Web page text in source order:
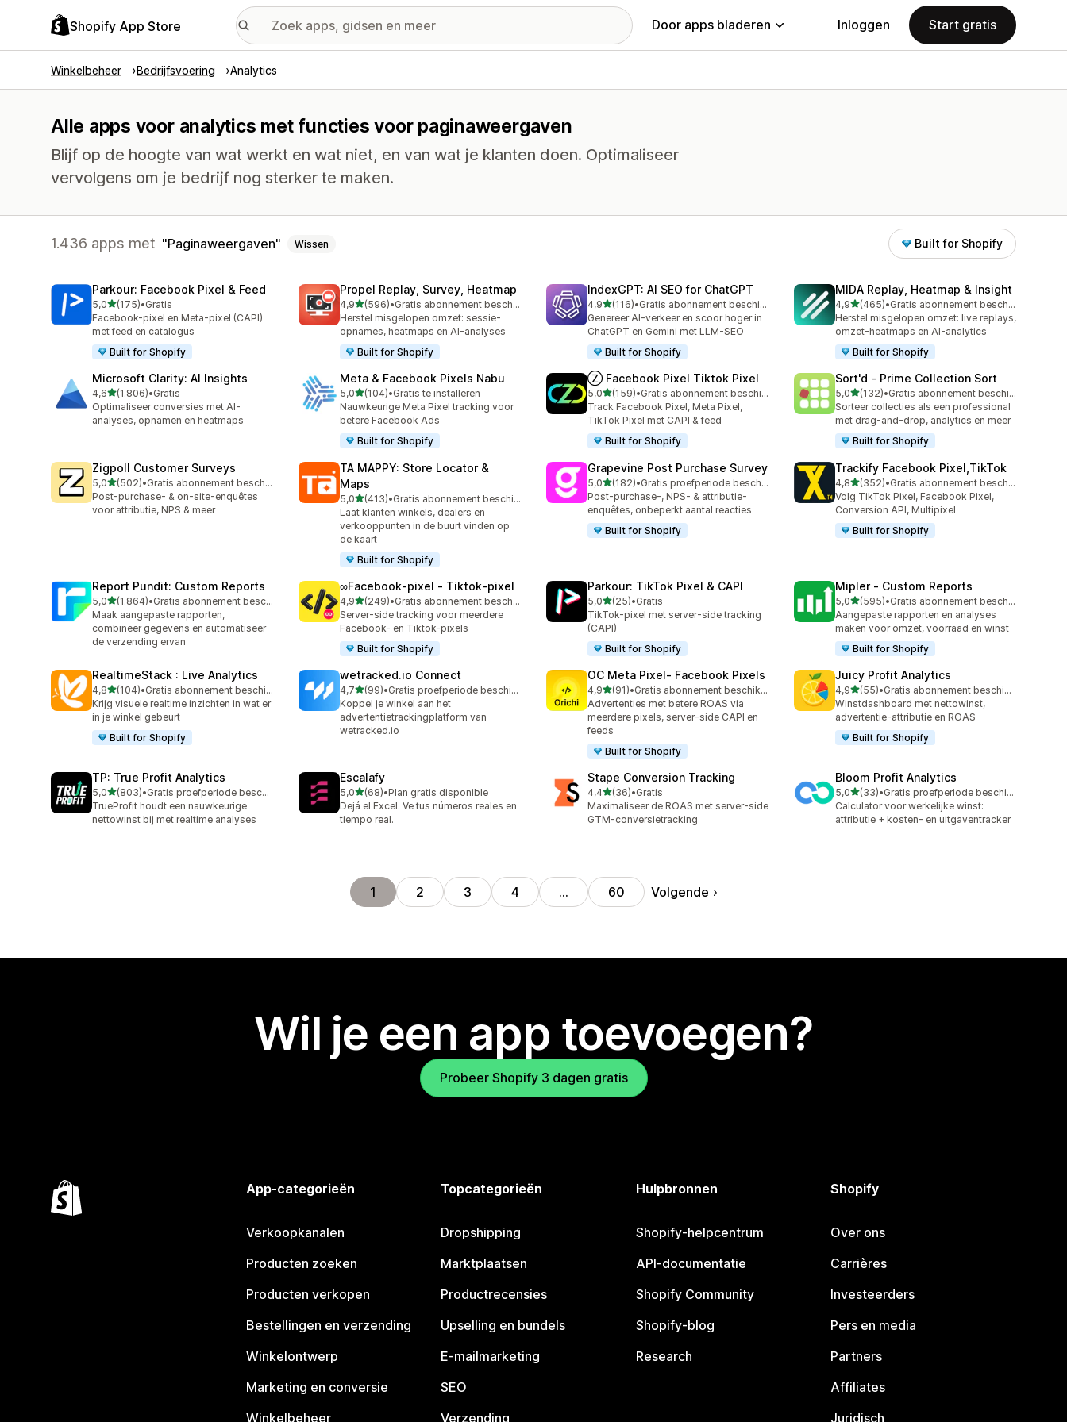
Shopify App Store Door apps bladeren Inloggen Start gratis
Winkelbeheer Bedrijfsvoering Analytics
Alle apps voor analytics met functies voor paginaweergaven
Blijf op de hoogte van wat werkt en wat niet, en van wat je klanten doen. Optimaliseer
vervolgens om je bedrijf nog sterker te maken.
1.436 apps met Paginaweergaven Wissen Built for Shopify
Parkour: Facebook Pixel & Feed
5,0van 5 sterren
(175)
175 recensies in totaal
•Gratis
Facebook-pixel en Meta-pixel (CAPI)
met feed en catalogus
Built for Shopify
Propel Replay, Survey, Heatmap
4,9van 5 sterren
(596)
596 recensies in totaal
•
Gratis abonnement beschikbaar
Herstel misgelopen omzet: sessie-
opnames, heatmaps en AI-analyses
Built for Shopify
IndexGPT: AI SEO for ChatGPT
4,9van 5 sterren
(116)
116 recensies in totaal
•
Gratis abonnement beschikbaar
Genereer AI-verkeer en scoor hoger in
ChatGPT en Gemini met LLM-SEO
Built for Shopify
MIDA Replay, Heatmap & Insight
4,9van 5 sterren
(465)
465 recensies in totaal
•
Gratis abonnement beschikbaar
Herstel misgelopen omzet: live replays,
omzet-heatmaps en AI-analytics
Built for Shopify
Microsoft Clarity: AI Insights
4,6van 5 sterren
(1.806)
1806 recensies in totaal
•Gratis
Optimaliseer conversies met AI-
analyses, opnamen en heatmaps
Meta & Facebook Pixels Nabu
5,0van 5 sterren
(104)
104 recensies in totaal
•Gratis te installeren
Nauwkeurige Meta Pixel tracking voor
betere Facebook Ads
Built for Shopify
Ⓩ Facebook Pixel Tiktok Pixel
5,0van 5 sterren
(159)
159 recensies in totaal
•
Gratis abonnement beschikbaar
Track Facebook Pixel, Meta Pixel,
TikTok Pixel met CAPI & feed
Built for Shopify
Sort'd ‑ Prime Collection Sort
5,0van 5 sterren
(132)
132 recensies in totaal
•
Gratis abonnement beschikbaar
Sorteer collecties als een professional
met drag-and-drop, analytics en meer
Built for Shopify
Zigpoll Customer Surveys
5,0van 5 sterren
(502)
502 recensies in totaal
•
Gratis abonnement beschikbaar
Post-purchase- & on-site-enquêtes
voor attributie, NPS & meer
TA MAPPY: Store Locator &
Maps
5,0van 5 sterren
(413)
413 recensies in totaal
•
Gratis abonnement beschikbaar
Laat klanten winkels, dealers en
verkooppunten in de buurt vinden op
de kaart
Built for Shopify
Grapevine Post Purchase Survey
5,0van 5 sterren
(182)
182 recensies in totaal
•
Gratis proefperiode beschikbaar
Post-purchase-, NPS- & attributie-
enquêtes, onbeperkt aantal reacties
Built for Shopify
Trackify Facebook Pixel,TikTok
4,8van 5 sterren
(352)
352 recensies in totaal
•
Gratis abonnement beschikbaar
Volg TikTok Pixel, Facebook Pixel,
Conversion API, Multipixel
Built for Shopify
Report Pundit: Custom Reports
5,0van 5 sterren
(1.864)
1864 recensies in totaal
•
Gratis abonnement beschikbaar
Maak aangepaste rapporten,
combineer gegevens en automatiseer
de verzending ervan
∞Facebook‑pixel ‑ Tiktok‑pixel
4,9van 5 sterren
(249)
249 recensies in totaal
•
Gratis abonnement beschikbaar
Server-side tracking voor meerdere
Facebook- en Tiktok-pixels
Built for Shopify
Parkour: TikTok Pixel & CAPI
5,0van 5 sterren
(25)
25 recensies in totaal
•Gratis
TikTok-pixel met server-side tracking
(CAPI)
Built for Shopify
Mipler ‑ Custom Reports
5,0van 5 sterren
(595)
595 recensies in totaal
•
Gratis abonnement beschikbaar
Aangepaste rapporten en analyses
maken voor omzet, voorraad en winst
Built for Shopify
RealtimeStack : Live Analytics
4,8van 5 sterren
(104)
104 recensies in totaal
•
Gratis abonnement beschikbaar
Krijg visuele realtime inzichten in wat er
in je winkel gebeurt
Built for Shopify
wetracked.io Connect
4,7van 5 sterren
(99)
99 recensies in totaal
•
Gratis proefperiode beschikbaar
Koppel je winkel aan het
advertentietrackingplatform van
wetracked.io
OC Meta Pixel‑ Facebook Pixels
4,9van 5 sterren
(91)
91 recensies in totaal
•
Gratis abonnement beschikbaar
Advertenties met betere ROAS via
meerdere pixels, server-side CAPI en
feeds
Built for Shopify
Juicy Profit Analytics
4,9van 5 sterren
(55)
55 recensies in totaal
•
Gratis abonnement beschikbaar
Winstdashboard met nettowinst,
advertentie-attributie en ROAS
Built for Shopify
TP: True Profit Analytics
5,0van 5 sterren
(803)
803 recensies in totaal
•
Gratis proefperiode beschikbaar
TrueProfit houdt een nauwkeurige
nettowinst bij met realtime analyses
Escalafy
5,0van 5 sterren
(68)
68 recensies in totaal
•Plan gratis disponible
Dejá el Excel. Ve tus números reales en
tiempo real.
Stape Conversion Tracking
4,4van 5 sterren
(36)
36 recensies in totaal
•Gratis
Maximaliseer de ROAS met server-side
GTM-conversietracking
Bloom Profit Analytics
5,0van 5 sterren
(33)
33 recensies in totaal
•
Gratis proefperiode beschikbaar
Calculator voor werkelijke winst:
attributie + kosten- en uitgaventracker
1 2 3 4 … 60 Volgende
Wil je een app toevoegen?
Probeer Shopify 3 dagen gratis
App-categorieën
Verkoopkanalen
Producten zoeken
Producten verkopen
Bestellingen en verzending
Winkelontwerp
Marketing en conversie
Winkelbeheer
Topcategorieën
Dropshipping
Marktplaatsen
Productrecensies
Upselling en bundels
E-mailmarketing
SEO
Verzending
Hulpbronnen
Shopify-helpcentrum
API-documentatie
Shopify Community
Shopify-blog
Research
Shopify
Over ons
Carrières
Investeerders
Pers en media
Partners
Affiliates
Juridisch